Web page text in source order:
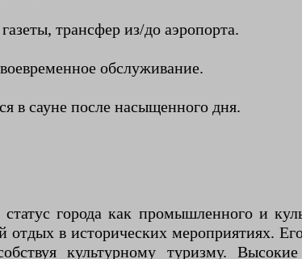
трансфер из/до аэропорта.
обслуживание.
в сауне после насыщенного дня.
города как промышленного и
в исторических мероприятиях.
культурному туризму.